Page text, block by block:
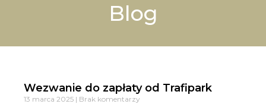
Blog
Wezwanie do zapłaty od Trafipark
13 marca 2025 Brak komentarzy